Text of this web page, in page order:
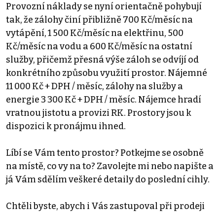
Provozní náklady se nyní orientačně pohybují
tak, že zálohy činí přibližně 700 Kč/měsíc na
vytápění, 1 500 Kč/měsíc na elektřinu, 500
Kč/měsíc na vodu a 600 Kč/měsíc na ostatní
služby, přičemž přesná výše záloh se odvíjí od
konkrétního způsobu využití prostor. Nájemné
11 000 Kč + DPH / měsíc, zálohy na služby a
energie 3 300 Kč + DPH / měsíc. Nájemce hradí
vratnou jistotu a provizi RK. Prostory jsou k
dispozici k pronájmu ihned.
Líbí se Vám tento prostor? Potkejme se osobně
na místě, co vy na to? Zavolejte mi nebo napište a
já Vám sdělím veškeré detaily do poslední cihly.
Chtěli byste, abych i Vás zastupoval při prodeji